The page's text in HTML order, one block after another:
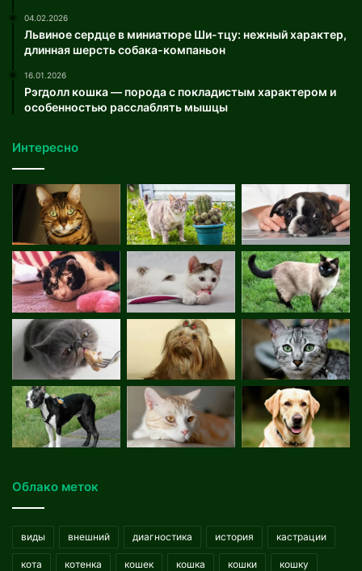
04.02.2026
Львиное сердце в миниатюре Ши-тцу: нежный характер,
длинная шерсть собака-компаньон
16.01.2026
Рэгдолл кошка — порода с покладистым характером и
особенностью расслаблять мышцы
Интересно
Облако меток
виды внешний диагностика история кастрации
кота котенка кошек кошка кошки кошку